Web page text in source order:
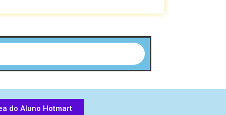
do Aluno Hotmart